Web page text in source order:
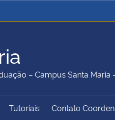
da Justiça e
da Educação
do Turismo
– Campus Santa Maria
Sítio
Tutoriais Contato